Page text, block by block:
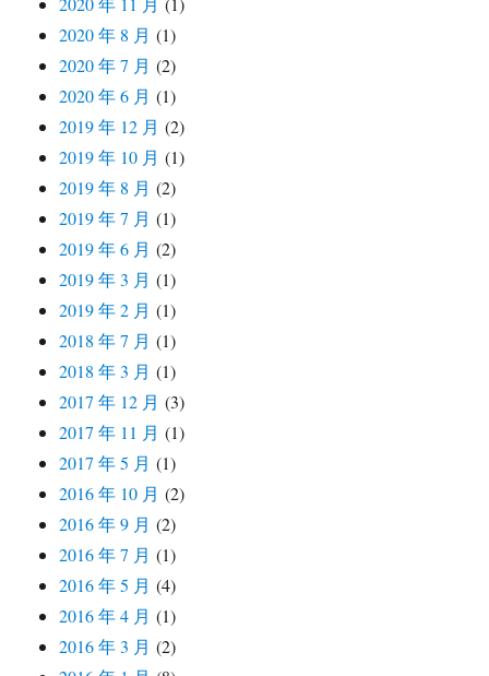
2020 年 8 月 (1)
2020 年 7 月 (2)
2020 年 6 月 (1)
2019 年 12 月 (2)
2019 年 10 月 (1)
2019 年 8 月 (2)
2019 年 7 月 (1)
2019 年 6 月 (2)
2019 年 3 月 (1)
2019 年 2 月 (1)
2018 年 7 月 (1)
2018 年 3 月 (1)
2017 年 12 月 (3)
2017 年 11 月 (1)
2017 年 5 月 (1)
2016 年 10 月 (2)
2016 年 9 月 (2)
2016 年 7 月 (1)
2016 年 5 月 (4)
2016 年 4 月 (1)
2016 年 3 月 (2)